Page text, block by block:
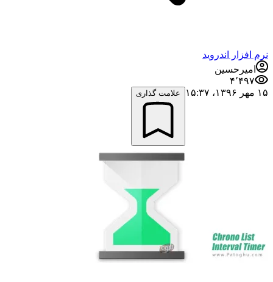
نرم افزار اندروید
امیرحسین
۴٬۴۹۷
۱۵ مهر ۱۳۹۶،‏ ۱۵:۳۷
علامت گذاری